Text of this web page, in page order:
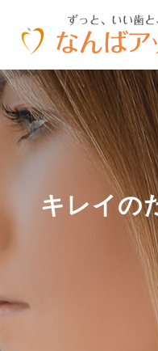
キレイの